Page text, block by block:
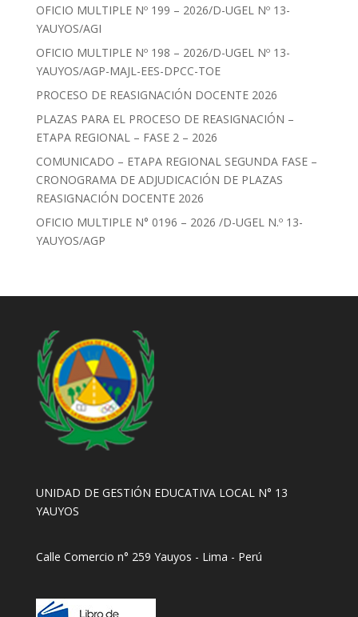
OFICIO MULTIPLE Nº 199 – 2026/D-UGEL Nº 13-
YAUYOS/AGI
OFICIO MULTIPLE Nº 198 – 2026/D-UGEL Nº 13-
YAUYOS/AGP-MAJL-EES-DPCC-TOE
PROCESO DE REASIGNACIÓN DOCENTE 2026
PLAZAS PARA EL PROCESO DE REASIGNACIÓN –
ETAPA REGIONAL – FASE 2 – 2026
COMUNICADO – ETAPA REGIONAL SEGUNDA FASE –
CRONOGRAMA DE ADJUDICACIÓN DE PLAZAS
REASIGNACIÓN DOCENTE 2026
OFICIO MULTIPLE N° 0196 – 2026 /D-UGEL N.º 13-
YAUYOS/AGP
UNIDAD DE GESTIÓN EDUCATIVA LOCAL N° 13
YAUYOS
Calle Comercio n° 259 Yauyos - Lima - Perú